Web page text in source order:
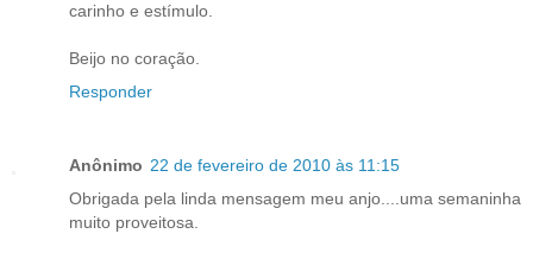
carinho e estímulo.
Beijo no coração.
Responder
Anônimo 22 de fevereiro de 2010 às 11:15
Obrigada pela linda mensagem meu anjo....uma semaninha
muito proveitosa.